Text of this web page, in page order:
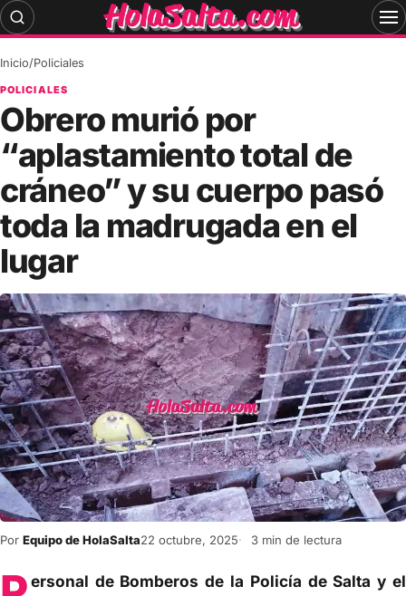
Skip
to
Inicio/Policiales
POLICIALES
Obrero murió por
“aplastamiento total de
cráneo” y su cuerpo pasó
toda la madrugada en el
lugar
Por Equipo de HolaSalta22 octubre, 2025 3 min de lectura
ersonal de Bomberos de la Policía de Salta y el